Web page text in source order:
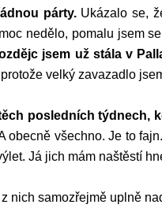
párty.Ukázalo se,
nedělo, pomalu jsem
jsem už stála v
velký zavazadlo
posledních týdnech,
obecně všechno. Je to
Já jich mám naštěstí
nich samozřejmě uplně